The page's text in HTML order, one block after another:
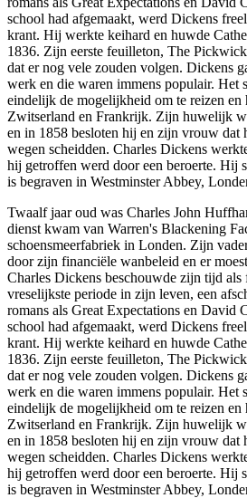
school had afgemaakt, werd Dickens
krant. Hij werkte keihard en huwde
1836. Zijn eerste feuilleton, The
dat er nog vele zouden volgen. Dickens
werk en die waren immens populair. Het
eindelijk de mogelijkheid om te reizen en
Zwitserland en Frankrijk. Zijn huwelijk
en in 1858 besloten hij en zijn vrouw dat
wegen scheidden. Charles Dickens
hij getroffen werd door een beroerte. Hij
is begraven in Westminster Abbey,
Twaalf jaar oud was Charles John
dienst kwam van Warren's Blackening
schoensmeerfabriek in Londen. Zijn
door zijn financiële wanbeleid en er
Charles Dickens beschouwde zijn tijd als
vreselijkste periode in zijn leven, een
romans als Great Expectations en David
school had afgemaakt, werd Dickens
krant. Hij werkte keihard en huwde
1836. Zijn eerste feuilleton, The
dat er nog vele zouden volgen. Dickens
werk en die waren immens populair. Het
eindelijk de mogelijkheid om te reizen en
Zwitserland en Frankrijk. Zijn huwelijk
en in 1858 besloten hij en zijn vrouw dat
wegen scheidden. Charles Dickens
hij getroffen werd door een beroerte. Hij
is begraven in Westminster Abbey,